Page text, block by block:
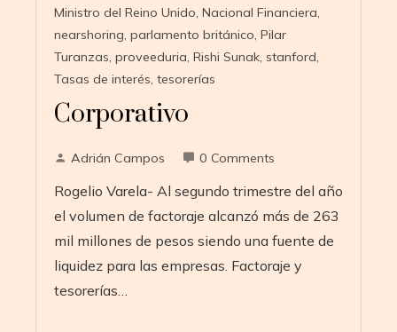
Ministro del Reino Unido, Nacional Financiera,
nearshoring, parlamento británico, Pilar
Turanzas, proveeduria, Rishi Sunak, stanford,
Tasas de interés, tesorerías
Corporativo
Adrián Campos 0 Comments
Rogelio Varela- Al segundo trimestre del año
el volumen de factoraje alcanzó más de 263
mil millones de pesos siendo una fuente de
liquidez para las empresas. Factoraje y
tesorerías…